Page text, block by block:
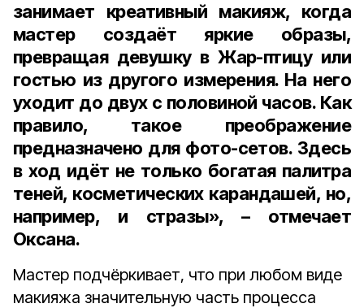
занимает креативный макияж, когда
мастер создаёт яркие образы,
превращая девушку в Жар-птицу или
гостью из другого измерения. На него
уходит до двух с половиной часов. Как
правило, такое преображение
предназначено для фото-сетов. Здесь
в ход идёт не только богатая палитра
теней, косметических карандашей, но,
например, и стразы», – отмечает
Оксана.
Мастер подчёркивает, что при любом виде
макияжа значительную часть процесса